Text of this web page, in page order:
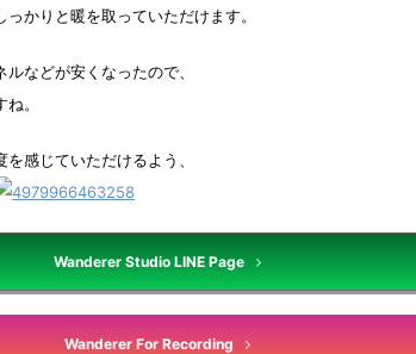
かりと暖を取っていただけます。
などが安くなったので、
。
感じていただけるよう、
Wanderer Studio LINE Page
Wanderer For Recording